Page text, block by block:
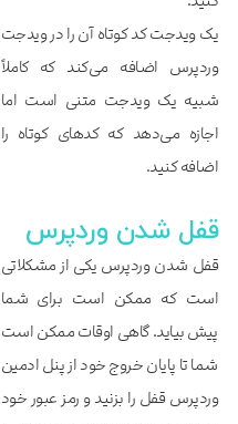
یک ویدجت کد کوتاه آن را در ویدجت
وردپرس اضافه می‌کند که کاملاً
شبیه یک ویدجت متنی است اما
اجازه می‌دهد که کدهای کوتاه را
اضافه کنید.
قفل شدن وردپرس
قفل شدن وردپرس یکی از مشکلاتی
است که ممکن است برای شما
پیش بیاید. گاهی اوقات ممکن است
شما تا پایان خروج خود از پنل ادمین
وردپرس قفل را بزنید و رمز عبور خود